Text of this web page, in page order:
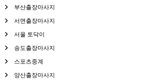
부산출장마사지
서면출장마사지
서울 토닥이
송도출장마사지
스포츠중계
양산출장마사지